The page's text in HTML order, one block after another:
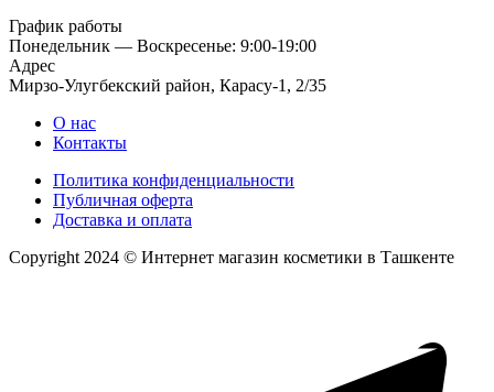
График работы
Понедельник — Воскресенье: 9:00-19:00
Адрес
Мирзо-Улугбекский район, Карасу-1, 2/35
О нас
Контакты
Политика конфиденциальности
Публичная оферта
Доставка и оплата
Copyright 2024 © Интернет магазин косметики в Ташкенте